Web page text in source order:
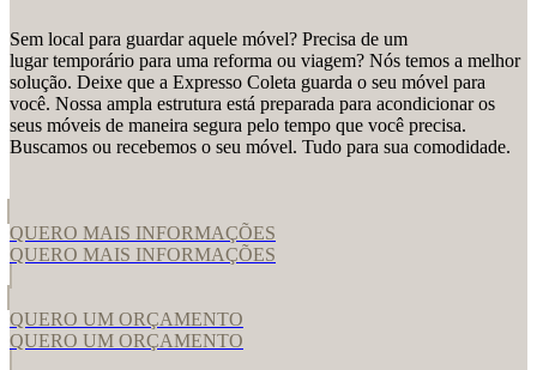
Sem local para guardar aquele móvel? Precisa de um
lugar temporário para uma reforma ou viagem? Nós temos a melhor
solução. Deixe que a Expresso Coleta guarda o seu móvel para
você. Nossa ampla estrutura está preparada para acondicionar os
seus móveis de maneira segura pelo tempo que você precisa.
Buscamos ou recebemos o seu móvel. Tudo para sua comodidade.
QUERO MAIS INFORMAÇÕES
QUERO MAIS INFORMAÇÕES
QUERO UM ORÇAMENTO
QUERO UM ORÇAMENTO